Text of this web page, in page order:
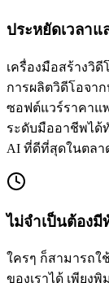
ประหยัดเวลาแ
เครื่องมือสร้างวิดี
การผลิตวิดีโอจา
ซอฟต์แวร์ราคาแ
ระดับมืออาชีพได้
AI ที่ดีที่สุดในตลา
ไม่จำเป็นต้อง
ใครๆ ก็สามารถใ
ของเราได้ เพียง